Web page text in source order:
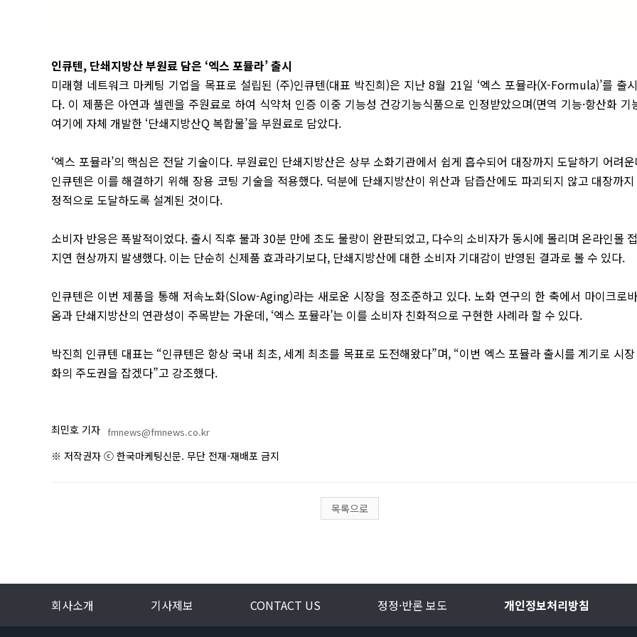
인큐텐, 단쇄지방산 부원료 담은 ‘엑스 포뮬라’ 출시
미래형 네트워크 마케팅 기업을 목표로 설립된 (주)인큐텐(대표 박진희)은 지난 8월 21일 ‘엑스 포뮬라(X-Formula)’를 출
다. 이 제품은 아연과 셀렌을 주원료로 하여 식약처 인증 이중 기능성 건강기능식품으로 인정받았으며(면역 기능·항산화 기
여기에 자체 개발한 ‘단쇄지방산Q 복합물’을 부원료로 담았다.
‘엑스 포뮬라’의 핵심은 전달 기술이다. 부원료인 단쇄지방산은 상부 소화기관에서 쉽게 흡수되어 대장까지 도달하기 어려
인큐텐은 이를 해결하기 위해 장용 코팅 기술을 적용했다. 덕분에 단쇄지방산이 위산과 담즙산에도 파괴되지 않고 대장까
정적으로 도달하도록 설계된 것이다.
소비자 반응은 폭발적이었다. 출시 직후 불과 30분 만에 초도 물량이 완판되었고, 다수의 소비자가 동시에 몰리며 온라인몰
지연 현상까지 발생했다. 이는 단순히 신제품 효과라기보다, 단쇄지방산에 대한 소비자 기대감이 반영된 결과로 볼 수 있다.
인큐텐은 이번 제품을 통해 저속노화(Slow-Aging)라는 새로운 시장을 정조준하고 있다. 노화 연구의 한 축에서 마이크로
옴과 단쇄지방산의 연관성이 주목받는 가운데, ‘엑스 포뮬라’는 이를 소비자 친화적으로 구현한 사례라 할 수 있다.
박진희 인큐텐 대표는 “인큐텐은 항상 국내 최초, 세계 최초를 목표로 도전해왔다”며, “이번 엑스 포뮬라 출시를 계기로 시장
화의 주도권을 잡겠다”고 강조했다.
최민호 기자 fmnews@fmnews.co.kr
※ 저작권자 ⓒ 한국마케팅신문. 무단 전재-재배포 금지
목록으로
회사소개 기사제보 CONTACT US 정정·반론 보도 개인정보처리방침